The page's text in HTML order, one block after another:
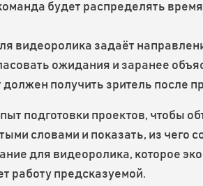
будет распределять
видеоролика задаёт
ожидания и заранее
получить зритель после
подготовки проектов, чтобы
словами и показать, из чего
для видеоролика, которое
работу предсказуемой.